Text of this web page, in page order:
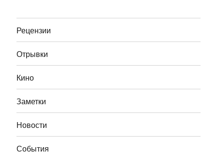
Рецензии
Отрывки
Кино
Заметки
Новости
События